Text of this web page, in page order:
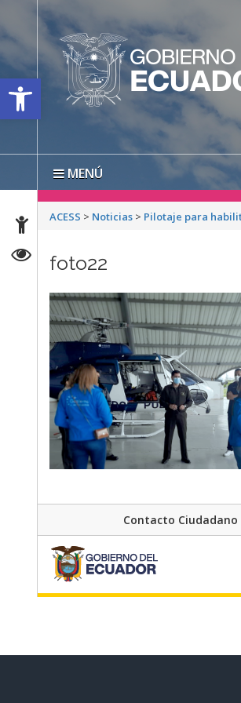
Open toolbar
MENÚ
ACESS > Noticias > Pilotaje para
foto22
Contacto